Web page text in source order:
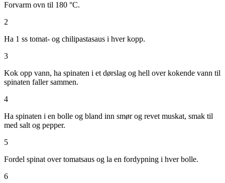
Forvarm ovn til 180 °C.
2
Ha 1 ss tomat- og chilipastasaus i hver kopp.
3
Kok opp vann, ha spinaten i et dørslag og hell over kokende vann til
spinaten faller sammen.
4
Ha spinaten i en bolle og bland inn smør og revet muskat, smak til
med salt og pepper.
5
Fordel spinat over tomatsaus og la en fordypning i hver bolle.
6